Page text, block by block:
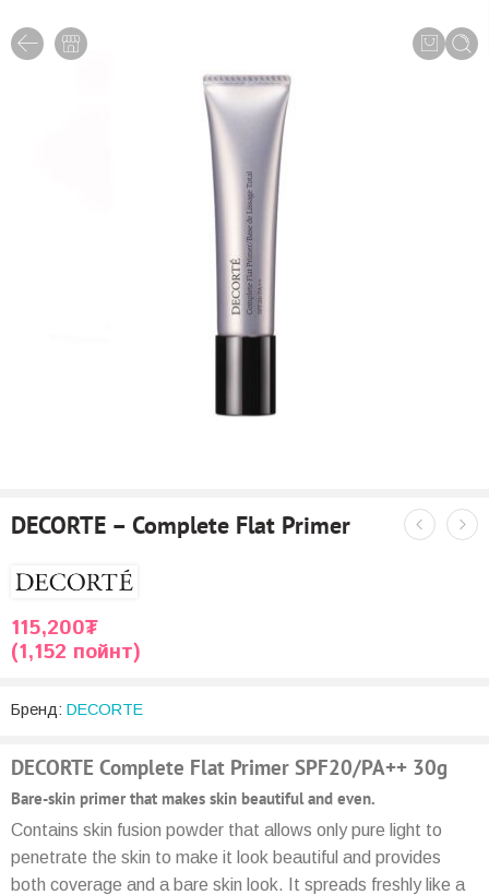
DECORTE – Complete Flat Primer
115,200₮
(1,152 пойнт)
Бренд: DECORTE
DECORTE Complete Flat Primer SPF20/PA++ 30g
Bare-skin primer that makes skin beautiful and even.
Contains skin fusion powder that allows only pure light to
penetrate the skin to make it look beautiful and provides
both coverage and a bare skin look. It spreads freshly like a